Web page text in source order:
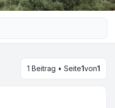
1 Beitrag • Seite1von1